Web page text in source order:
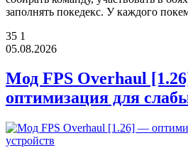
заполнять покедекс. У каждого
35 1
05.08.2026
Мод FPS Overhaul
оптимизация для